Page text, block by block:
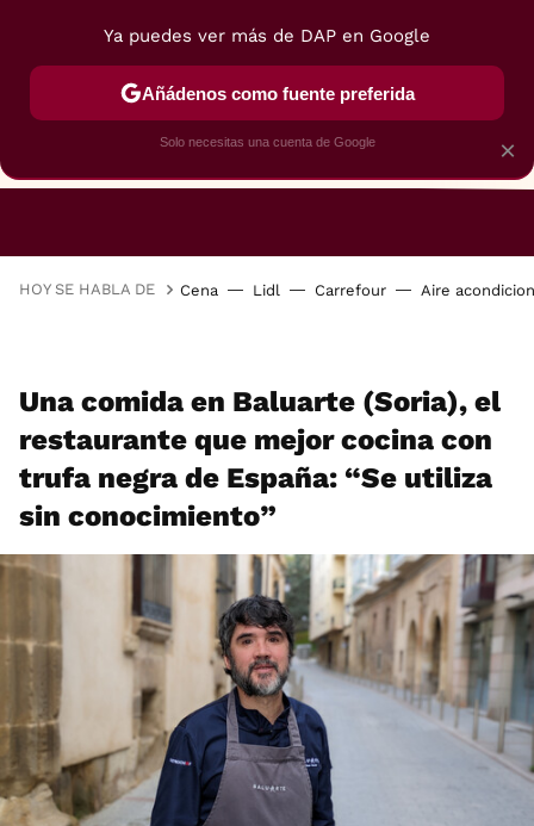
RESTAURANTES GASTROGUÍA
HOY SE HABLA DE Cena Lidl Carrefour Aire
Una comida en Baluarte (Soria), el
restaurante que mejor cocina con
trufa negra de España: “Se utiliza
sin conocimiento”
×
Ya puedes ver más de DAP en Google
Añádenos como fuente preferida
Solo necesitas una cuenta de Google